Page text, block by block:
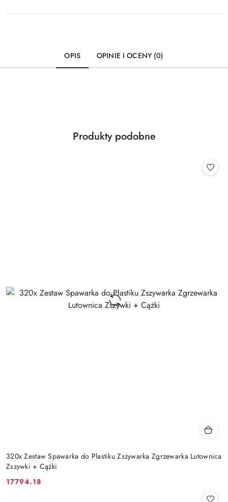
OPIS OPINIE I OCENY (0)
Pomiń karuzelę produktów
Produkty
Produkty podobne
320x Zestaw Spawarka do Plastiku Zszywarka Zgrzewarka Lutownica
Zszywki + Cążki
Cena:
17794.18